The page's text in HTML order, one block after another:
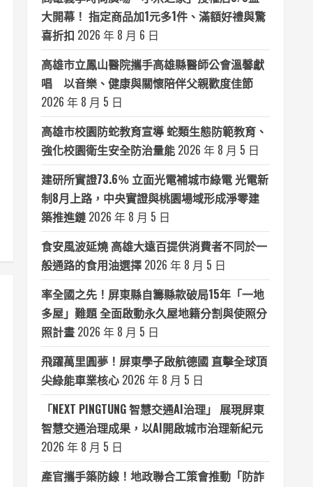
大開幕！ 指定商品加1元多1件、滿額好禮與驚
喜折扣 2026 年 8 月 6 日
高雄市立鳳山醫院攜手高雄縣醫師公會溫馨獻
唱 以音樂、健康與關懷陪伴父親歡度佳節
2026 年 8 月 5 日
高雄市校園防蛇教育宣導 蛇類生態防範教育、
強化校園衛生安全防治量能 2026 年 8 月 5 日
建研所實證73.6％ 立面光電補城市綠電 光電新
制8月上路，中央實證與桃園場域形成淨零建
築推進鏈 2026 年 8 月 5 日
食安風波延燒 高雄大遠百提供消費者不同於一
般通路的食用油選擇 2026 年 8 月 5 日
率全國之先！屏東縣自籌縣款破局15年「一地
多屋」難題 全面啟動永久屋地籍分割與使照分
照計畫 2026 年 8 月 5 日
飛躍萬里圓夢！屏東學子啟航德國 直擊全球頂
尖綠能車業核心 2026 年 8 月 5 日
「NEXT PINGTUNG 智慧交通AI治理」 展現屏東
智慧交通治理成果，以AI開啟城市治理新紀元
2026 年 8 月 5 日
產官攜手築防線！地政聯合工策會推動「防詐